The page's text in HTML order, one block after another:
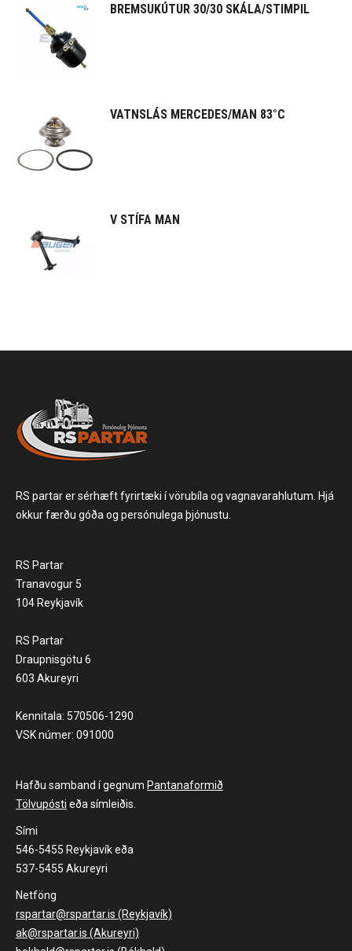
BREMSUKÚTUR 30/30 SKÁLA/STIMPIL
VATNSLÁS MERCEDES/MAN 83°C
V STÍFA MAN
RS partar er sérhæft fyrirtæki í vörubíla og vagnavarahlutum. Hjá
okkur færðu góða og persónulega þjónustu.
RS Partar
Tranavogur 5
104 Reykjavík
RS Partar
Draupnisgötu 6
603 Akureyri
Kennitala: 570506-1290
VSK númer: 091000
Hafðu samband í gegnum Pantanaformið
Tölvupósti eða símleiðis.
Sími
546-5455 Reykjavík eða
537-5455 Akureyri
Netföng
rspartar@rspartar.is (Reykjavík)
ak@rspartar.is (Akureyri)